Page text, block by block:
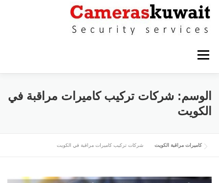
التجاوز إلى المحتوى
القائمة
كاميرات مراقبة حولي كاميرات مراقبة الاحمدي الوسم: شركات تركيب كاميرات مراقبة في
الكويت
كاميرات مراقبة الكويت شركات تركيب كاميرات مراقبة في الكويت